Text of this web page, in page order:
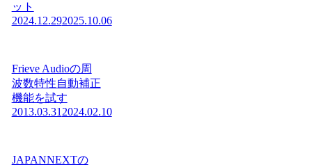
ット
2024.12.292025.10.06
Frieve Audioの周
波数特性自動補正
機能を試す
2013.03.312024.02.10
JAPANNEXTの